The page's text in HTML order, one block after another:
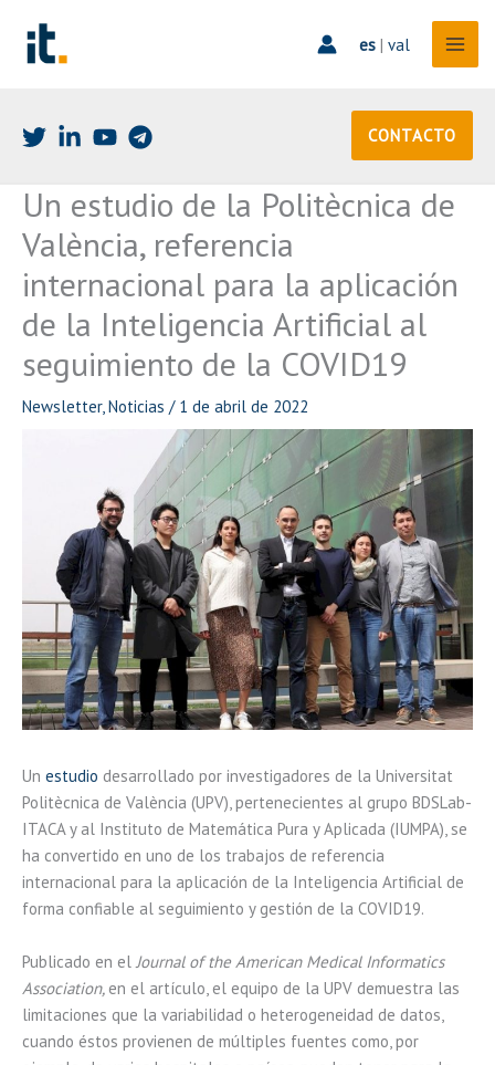
contenido
es| val
CONTACTO
Un estudio de la Politècnica de
València, referencia
internacional para la aplicación
de la Inteligencia Artificial al
seguimiento de la COVID19
Newsletter,Noticias / 1 de abril de 2022
Un estudio desarrollado por investigadores de la Universitat
Politècnica de València (UPV), pertenecientes al grupo BDSLab-
ITACA y al Instituto de Matemática Pura y Aplicada (IUMPA), se
ha convertido en uno de los trabajos de referencia
internacional para la aplicación de la Inteligencia Artificial de
forma confiable al seguimiento y gestión de la COVID19.
Publicado en elJournal of the American Medical Informatics
Association, en el artículo, el equipo de la UPV demuestra las
limitaciones que la variabilidad o heterogeneidad de datos,
cuando éstos provienen de múltiples fuentes como, por